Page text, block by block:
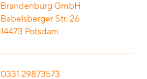
Brandenburg GmbH
Babelsberger Str. 26
14473 Potsdam
0331 29873573